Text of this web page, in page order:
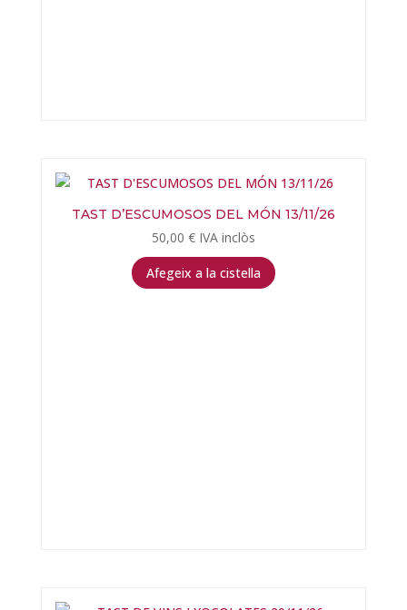
TAST D’ESCUMOSOS DEL MÓN 13/11/26
50,00 € IVA inclòs
Afegeix a la cistella